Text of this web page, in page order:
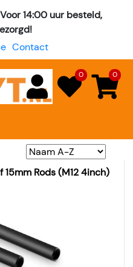
14:00 uur besteld,
Contact
0 0
Rods (M12 4inch)